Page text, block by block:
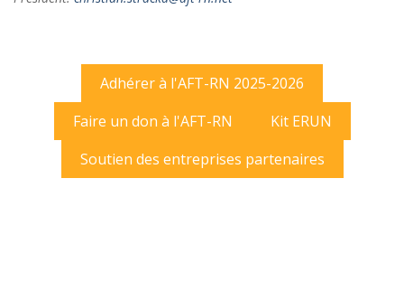
Adhérer à l'AFT-RN 2025-2026
Faire un don à l'AFT-RN
Kit ERUN
Soutien des entreprises partenaires